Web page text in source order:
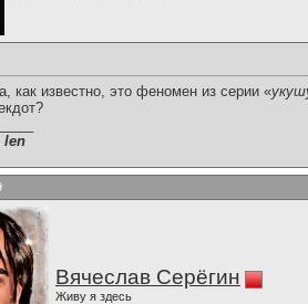
как известно, это феномен из серии «
len
Вячеслав Серёгин
Живу я здесь